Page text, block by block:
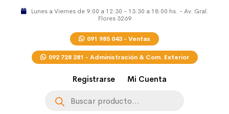
Lunes a Viernes de 9:00 a 12:30 - 13:30 a 18:00 hs. - Av. Gral.
Flores 3269
091 985 043 - Ventas
092 728 281 - Administración & Com. Exterior
Registrarse Mi Cuenta